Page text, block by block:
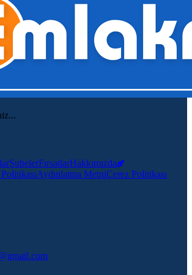
ŞubelerFırsatlarHakkımızda
Aydınlatma MetniÇerez Politikası